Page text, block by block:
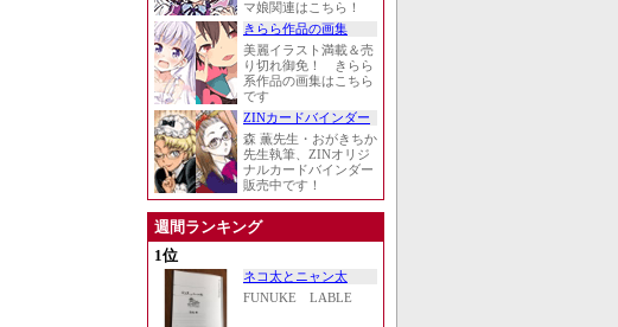
マ娘関連はこちら！
きらら作品の画集
美麗イラスト満載＆売
り切れ御免！ きらら
系作品の画集はこちら
です
ZINカードバインダー
森 薫先生・おがきちか
先生執筆、ZINオリジ
ナルカードバインダー
販売中です！
週間ランキング
1位
ネコ太とニャン太
FUNUKE LABLE